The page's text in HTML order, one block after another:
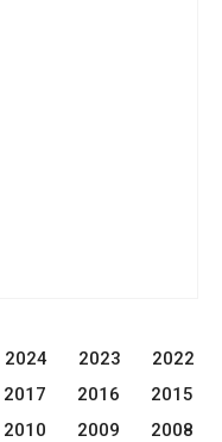
2024 2023
2022
2017 2016
2015
2010 2009
2008